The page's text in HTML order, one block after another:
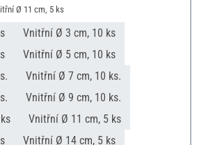
Ø 11 cm, 5 ks
Vnitřní Ø 3 cm, 10 ks
Vnitřní Ø 5 cm, 10 ks
Vnitřní Ø 7 cm, 10 ks.
Vnitřní Ø 9 cm, 10 ks.
Vnitřní Ø 11 cm, 5 ks
Vnitřní Ø 14 cm, 5 ks